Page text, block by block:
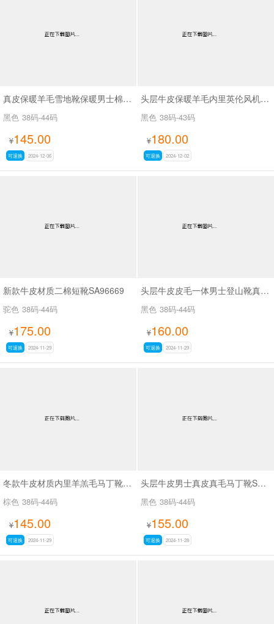
真皮保暖羊毛雪地靴保暖男士棉鞋SA7130
黑色 38码-44码
¥145.00
可退换 2024-12-06
头层牛皮保暖羊毛内里英伦风机车风马丁靴SA2273
黑色 38码-43码
¥180.00
可退换 2024-12-02
新款牛皮材质二棉短靴SA96669
驼色 38码-44码
¥175.00
可退换 2024-11-29
头层牛皮皮毛一体男士登山靴真皮军靴SA6692
黑色 38码-44码
¥160.00
可退换 2024-11-29
冬款牛皮材质内里羊羔毛马丁靴SA18618
棕色 38码-44码
¥145.00
可退换 2024-11-29
头层牛皮男士真皮真毛马丁靴SA8895
黑色 38码-44码
¥155.00
可退换 2024-11-28